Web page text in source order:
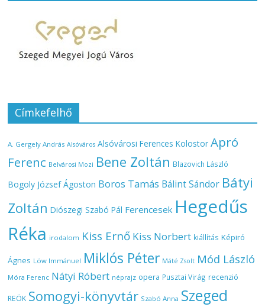
Címkefelhő
A. Gergely András Alsóváros Alsóvárosi Ferences Kolostor Apró
Ferenc Belvárosi Mozi Bene Zoltán Blazovich László
Bogoly József Ágoston Boros Tamás Bálint Sándor Bátyi
Zoltán Diószegi Szabó Pál Ferencesek Hegedűs
Réka irodalom Kiss Ernő Kiss Norbert kiállítás Képiró
Ágnes Löw Immánuel Miklós Péter Máté Zsolt Mód László
Móra Ferenc Nátyi Róbert néprajz opera Pusztai Virág recenzió
REÖK Somogyi-könyvtár Szabó Anna Szeged